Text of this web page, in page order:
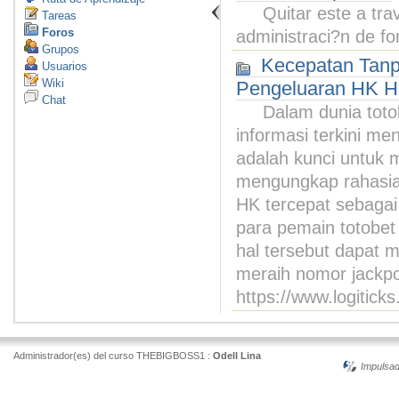
Tareas
Foros
Grupos
Usuarios
Wiki
Chat
Quitar este a
administraci?n de
Kecepatan
Pengeluaran HK
Dalam dunia
informasi terkini
adalah kunci untuk
mengungkap
HK tercepat
para pemain
hal tersebut dapat
meraih nomor
https://
Administrador(es) del curso THEBIGBOSS1 : Odell Lina